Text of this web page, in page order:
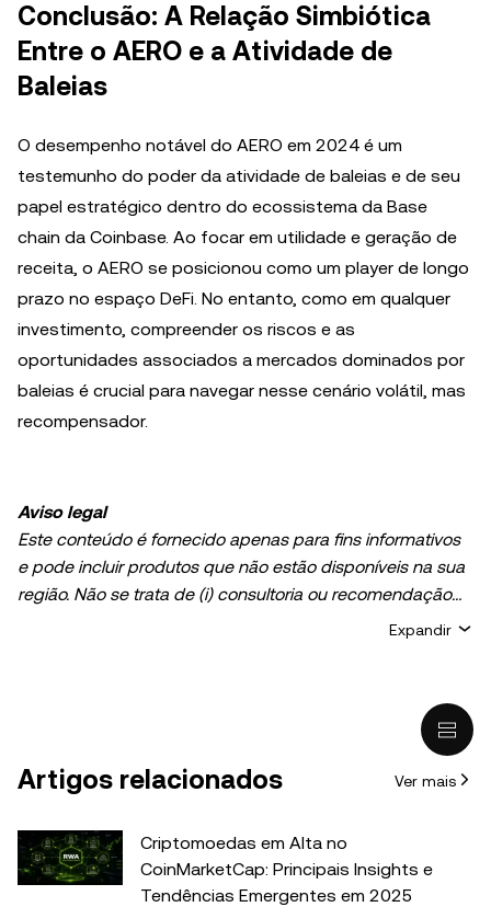
Conclusão: A Relação Simbiótica
Entre o AERO e a Atividade de
Baleias
O desempenho notável do AERO em 2024 é um
testemunho do poder da atividade de baleias e de seu
papel estratégico dentro do ecossistema da Base
chain da Coinbase. Ao focar em utilidade e geração de
receita, o AERO se posicionou como um player de longo
prazo no espaço DeFi. No entanto, como em qualquer
investimento, compreender os riscos e as
oportunidades associados a mercados dominados por
baleias é crucial para navegar nesse cenário volátil, mas
recompensador.
Aviso legal
Este conteúdo é fornecido apenas para fins informativos
e pode incluir produtos que não estão disponíveis na sua
região. Não se trata de (i) consultoria ou recomendação
de investimento; (ii) uma oferta ou solicitação para
cuidadosamente se negociar ou manter esses ativos é
dúvida, consulte um profissional jurídico, fiscal ou de
investimentos. As informações (incluindo dados de
mercado e informações estatísticas, se houver) que
Expandir
Artigos relacionados Ver mais
Criptomoedas em Alta no
CoinMarketCap: Principais Insights e
Tendências Emergentes em 2025